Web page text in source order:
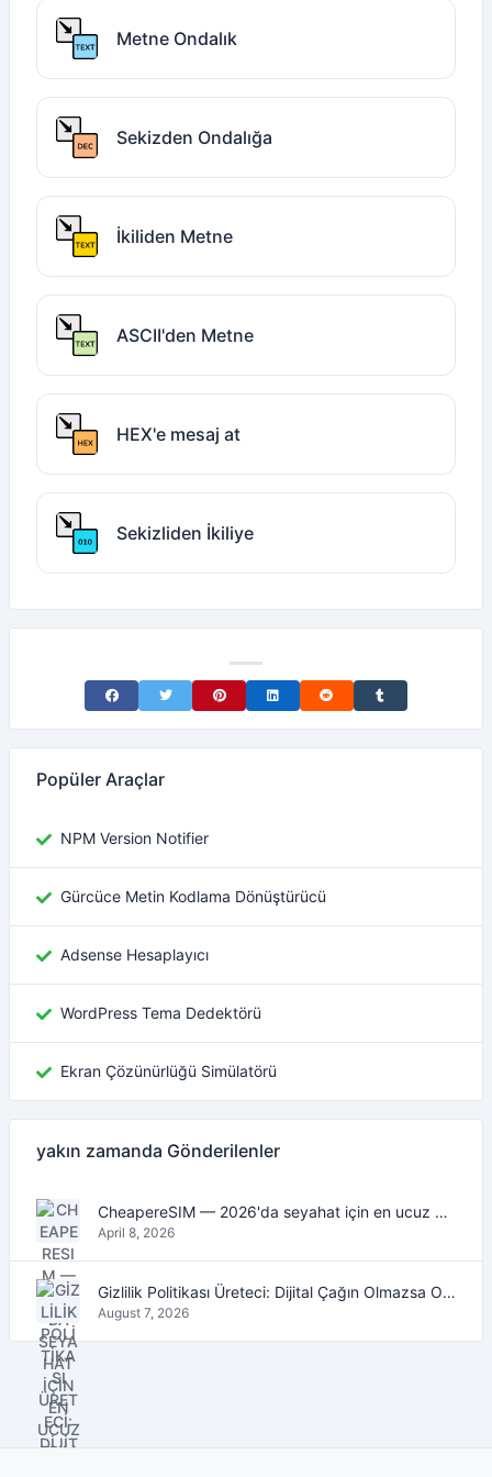
Metne Ondalık
Sekizden Ondalığa
İkiliden Metne
ASCII'den Metne
HEX'e mesaj at
Sekizliden İkiliye
Share on Facebook
Share on TwitterShare on Pinterest
Share on LinkedIn
Share on RedditShare on Tumblr
Popüler Araçlar
NPM Version Notifier
Gürcüce Metin Kodlama Dönüştürücü
Adsense Hesaplayıcı
WordPress Tema Dedektörü
Ekran Çözünürlüğü Simülatörü
yakın zamanda Gönderilenler
CheapereSIM — 2026'da seyahat için en ucuz eSIM veri planlarını bulun
April 8, 2026
Gizlilik Politikası Üreteci: Dijital Çağın Olmazsa Olmaz Aracı
August 7, 2026